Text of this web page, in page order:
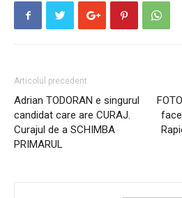
Articolul precedent
Adrian TODORAN e singurul
candidat care are CURAJ.
Curajul de a SCHIMBA
PRIMARUL